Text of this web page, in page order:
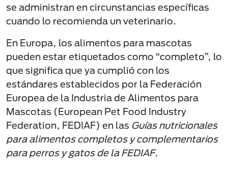
se administran en circunstancias específicas
cuando lo recomienda un veterinario.
En Europa, los alimentos para mascotas
pueden estar etiquetados como “completo”, lo
que significa que ya cumplió con los
estándares establecidos por la Federación
Europea de la Industria de Alimentos para
Mascotas (European Pet Food Industry
Federation, FEDIAF) en las Guías nutricionales
para alimentos completos y complementarios
para perros y gatos de la FEDIAF.